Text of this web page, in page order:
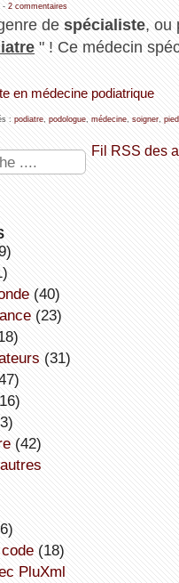
- 2 commentaires
de spécialiste, ou
" ! Ce médecin
en médecine podiatrique
: podiatre, podologue, médecine, soigner, pied
Fil RSS des
(40)
(23)
(31)
(42)
(18)
PluXml